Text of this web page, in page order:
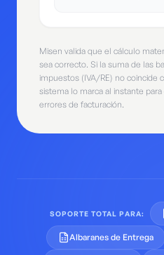
Misen valida que el cálculo
sea correcto. Si la suma de las
impuestos (IVA/RE) no coincide
sistema lo marca al instante
errores de facturación.
SOPORTE TOTAL PARA:
Albaranes de Entrega